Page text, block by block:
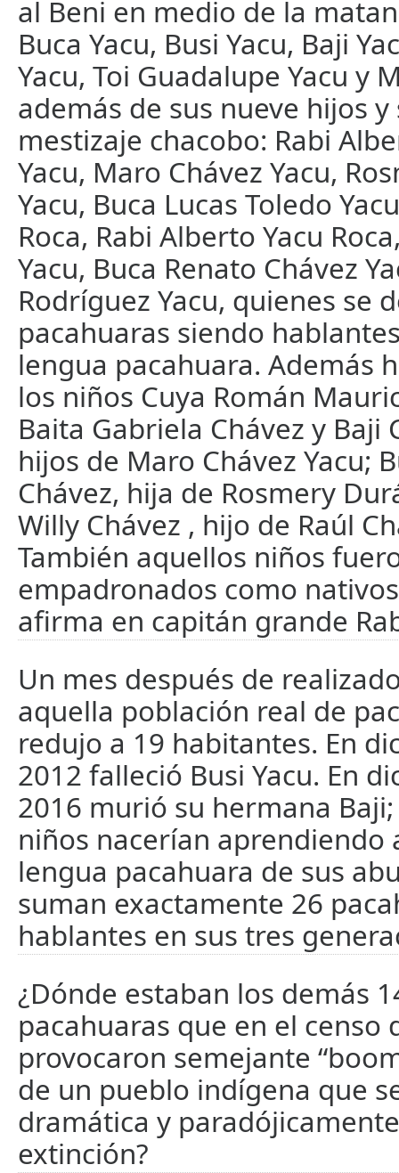
al Beni en medio de la
Buca Yacu, Busi Yacu, Baji
Yacu, Toi Guadalupe Yacu y
además de sus nueve hijos
mestizaje chacobo: Rabi
Yacu, Maro Chávez Yacu,
Yacu, Buca Lucas Toledo
Roca, Rabi Alberto Yacu
Yacu, Buca Renato Chávez
Rodríguez Yacu, quienes se
pacahuaras siendo
lengua pacahuara. Además
los niños Cuya Román
Baita Gabriela Chávez y Baji
hijos de Maro Chávez Yacu;
Chávez, hija de Rosmery
Willy Chávez , hijo de Raúl
También aquellos niños
empadronados como
afirma en capitán grande
Un mes después de
aquella población real de
redujo a 19 habitantes. En
2012 falleció Busi Yacu. En
2016 murió su hermana
niños nacerían aprendiendo
lengua pacahuara de sus
suman exactamente 26
hablantes en sus tres
¿Dónde estaban los demás
pacahuaras que en el censo
provocaron semejante
de un pueblo indígena que
dramática y
extinción?